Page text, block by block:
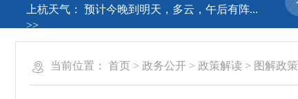
上杭天气： 预计今晚到明天，多云，午后有阵...
>>
当前位置： 首页 > 政务公开 > 政策解读 > 图解政策